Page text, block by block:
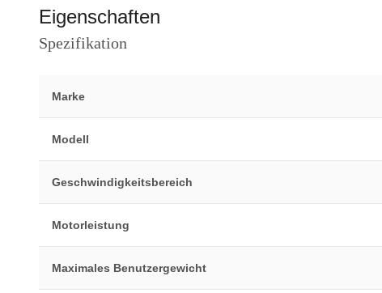
Eigenschaften
Spezifikation
Marke
Modell
Geschwindigkeitsbereich
Motorleistung
Maximales Benutzergewicht